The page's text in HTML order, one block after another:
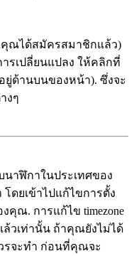
ณได้สมัครสมาชิกแล้ว)
รเปลี่ยนแปลง ให้คลิกที่
ยู่ด้านบนของหน้า). ซึ่งจะ
งๆ
าฬิกาในประเทศของ
ดยเข้าไปแก้ไขการตั้ง
คุณ. การแก้ไข timezone
วเท่านั้น ถ้าคุณยังไม่ได้
จะทำ ก่อนที่คุณจะ